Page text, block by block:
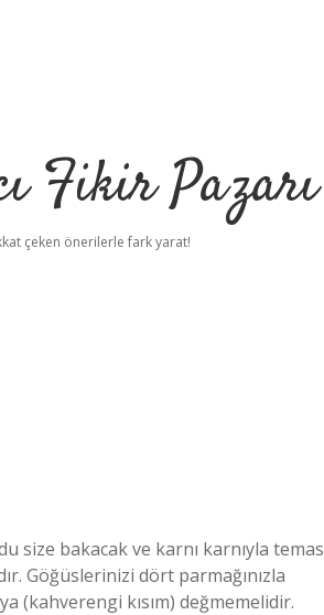
Fikir Pazarı
çeken önerilerle fark yarat!
size bakacak ve karnı karnıyla temas
Göğüslerinizi dört parmağınızla
(kahverengi kısım) değmemelidir.